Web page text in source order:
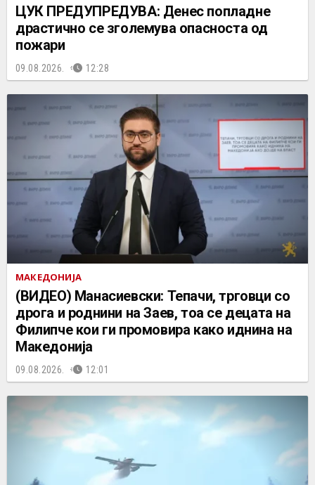
ЦУК ПРЕДУПРЕДУВА: Денес попладне
драстично се зголемува опасноста од
пожари
09.08.2026. 12:28
МАКЕДОНИЈА
(ВИДЕО) Манасиевски: Тепачи, трговци со
дрога и роднини на Заев, тоа се децата на
Филипче кои ги промoвира како иднина на
Македонија
09.08.2026. 12:01